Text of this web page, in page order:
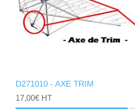
D271010 - AXE TRIM
17,00€ HT